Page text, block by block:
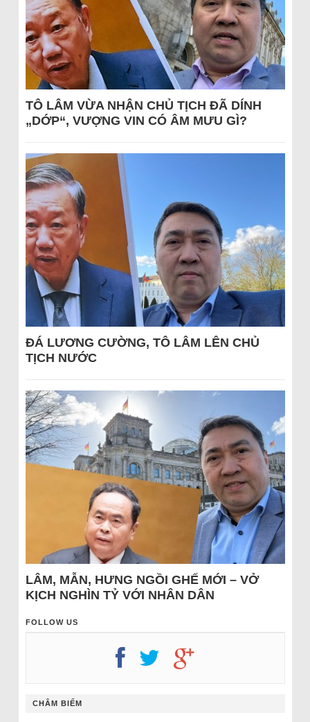
TÔ LÂM VỪA NHẬN CHỦ TỊCH ĐÃ DÍNH
„DỚP“, VƯỢNG VIN CÓ ÂM MƯU GÌ?
ĐÁ LƯƠNG CƯỜNG, TÔ LÂM LÊN CHỦ
TỊCH NƯỚC
LÂM, MẪN, HƯNG NGỒI GHẾ MỚI – VỞ
KỊCH NGHÌN TỶ VỚI NHÂN DÂN
FOLLOW US
CHÂM BIẾM